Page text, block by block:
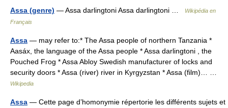
Assa (genre) — Assa darlingtoni Assa darlingtoni …
Wikipédia en
Français
Assa — may refer to:* The Assa people of northern Tanzania *
Aasáx, the language of the Assa people * Assa darlingtoni , the
Pouched Frog * Assa Abloy Swedish manufacturer of locks and
security doors * Assa (river) river in Kyrgyzstan * Assa (film)… …
Wikipedia
Assa — Cette page d’homonymie répertorie les différents sujets et